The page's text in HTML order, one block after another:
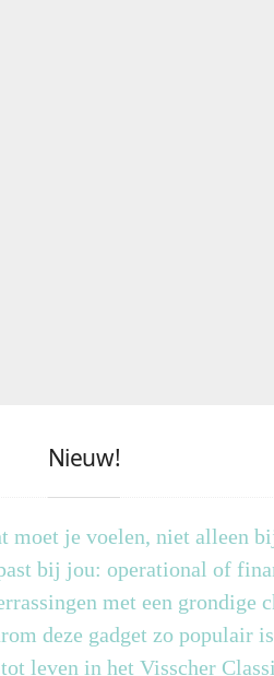
Nieuw!
moet je voelen, niet alleen
bij jou: operational of
met een grondige
deze gadget zo populair
leven in het Visscher